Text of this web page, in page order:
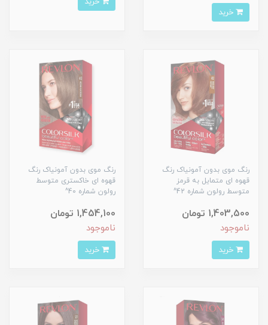
رنگ موی بدون آمونیاک رنگ
قهوه ای متمایل به قرمز
متوسط رولون شماره 42^
1,403,500 تومان
ناموجود
رنگ موی بدون آمونیاک رنگ
قهوه ای خاکستری متوسط
رولون شماره 40^
1,454,100 تومان
ناموجود